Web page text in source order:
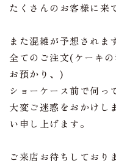
たくさんのお客様に来
また混雑が予想されま
全てのご注文(ケーキ
お預かり、)
ショーケース前で伺っ
大変ご迷惑をおかけし
い申し上げます。
ご来店お待ちしており